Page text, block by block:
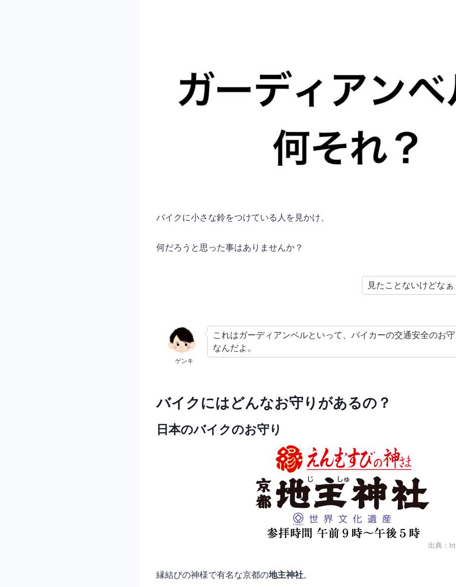
バイクに小さな鈴をつけている人を見かけ、
何だろうと思った事はありませんか？
見たことないけどな
ゲンキ
これはガーディアンベルといって、バイカーの交通安全のお
なんだよ。
バイクにはどんなお守りがあるの？
日本のバイクのお守り
出典：
縁結びの神様で有名な京都の地主神社。